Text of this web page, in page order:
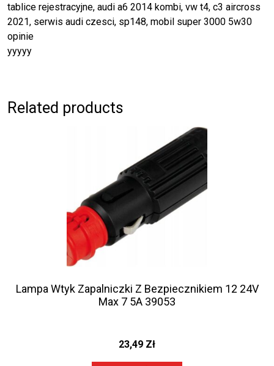
tablice rejestracyjne, audi a6 2014 kombi, vw t4, c3 aircross
2021, serwis audi czesci, sp148, mobil super 3000 5w30
opinie
yyyyy
Related products
Lampa Wtyk Zapalniczki Z Bezpiecznikiem 12 24V
Max 7 5A 39053
23,49 Zł